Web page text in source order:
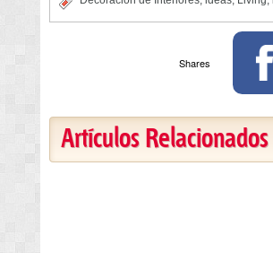
Shares
Artículos Relacionados